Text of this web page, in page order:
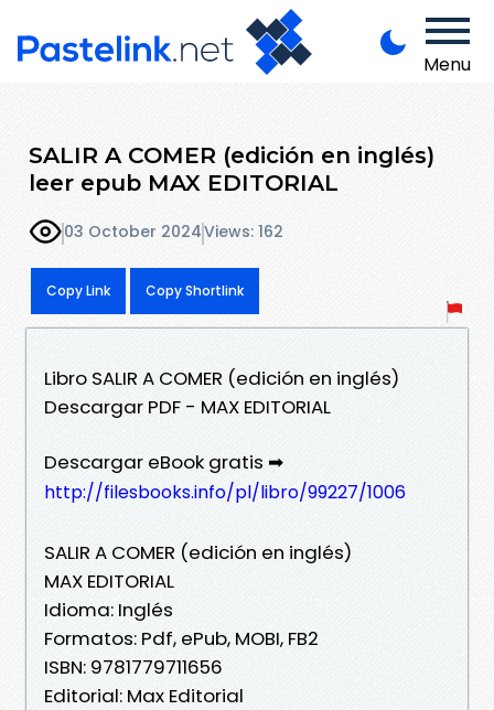
Menu
SALIR A COMER (edición en inglés)
leer epub MAX EDITORIAL
03 October 2024Views: 162
Copy Link Copy Shortlink
Libro SALIR A COMER (edición en inglés)
Descargar PDF - MAX EDITORIAL
Descargar eBook gratis ➡
http://filesbooks.info/pl/libro/99227/1006
SALIR A COMER (edición en inglés)
MAX EDITORIAL
Idioma: Inglés
Formatos: Pdf, ePub, MOBI, FB2
ISBN: 9781779711656
Editorial: Max Editorial